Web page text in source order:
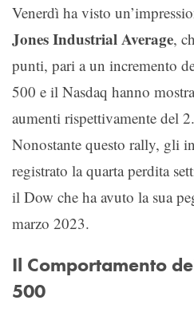
Venerdì ha visto
Jones Industrial Average,
punti, pari a un incremento
500 e il Nasdaq hanno
aumenti rispettivamente del
Nonostante questo rally, gli
registrato la quarta perdita
il Dow che ha avuto la sua
marzo 2023.
Il Comportamento
500